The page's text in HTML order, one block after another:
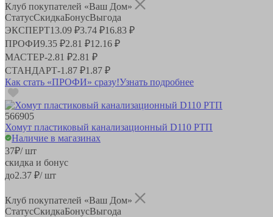
Клуб покупателей «Ваш Дом»
СтатусСкидкаБонусВыгода
ЭКСПЕРТ13.09 ₽3.74 ₽16.83 ₽
ПРОФИ9.35 ₽2.81 ₽12.16 ₽
МАСТЕР-2.81 ₽2.81 ₽
СТАНДАРТ-1.87 ₽1.87 ₽
Как стать «ПРОФИ» сразу!Узнать подробнее
566905
Хомут пластиковый канализационный D110 РТП
Наличие в магазинах
37₽/ шт
скидка и бонус
до2.37 ₽/ шт
Клуб покупателей «Ваш Дом»
СтатусСкидкаБонусВыгода